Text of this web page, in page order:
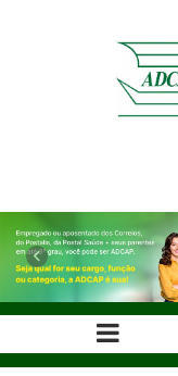
Previous